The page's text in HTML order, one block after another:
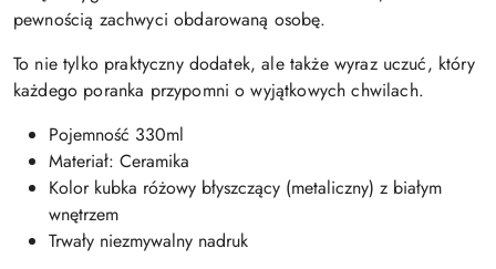
pewnością zachwyci obdarowaną osobę.
To nie tylko praktyczny dodatek, ale także wyraz uczuć, który
każdego poranka przypomni o wyjątkowych chwilach.
Pojemność 330ml
Materiał: Ceramika
Kolor kubka różowy błyszczący (metaliczny) z białym
wnętrzem
Trwały niezmywalny nadruk